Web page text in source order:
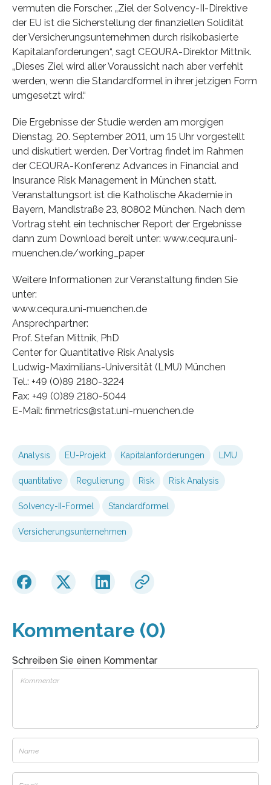
vermuten die Forscher. „Ziel der Solvency-II-Direktive
der EU ist die Sicherstellung der finanziellen Solidität
der Versicherungsunternehmen durch risikobasierte
Kapitalanforderungen“, sagt CEQURA-Direktor Mittnik.
„Dieses Ziel wird aller Voraussicht nach aber verfehlt
werden, wenn die Standardformel in ihrer jetzigen Form
umgesetzt wird.“
Die Ergebnisse der Studie werden am morgigen
Dienstag, 20. September 2011, um 15 Uhr vorgestellt
und diskutiert werden. Der Vortrag findet im Rahmen
der CEQURA-Konferenz Advances in Financial and
Insurance Risk Management in München statt.
Veranstaltungsort ist die Katholische Akademie in
Bayern, Mandlstraße 23, 80802 München. Nach dem
Vortrag steht ein technischer Report der Ergebnisse
dann zum Download bereit unter: www.cequra.uni-
muenchen.de/working_paper
Weitere Informationen zur Veranstaltung finden Sie
unter:
www.cequra.uni-muenchen.de
Ansprechpartner:
Prof. Stefan Mittnik, PhD
Center for Quantitative Risk Analysis
Ludwig-Maximilians-Universität (LMU) München
Tel.: +49 (0)89 2180-3224
Fax: +49 (0)89 2180-5044
E-Mail: finmetrics@stat.uni-muenchen.de
Analysis EU-Projekt Kapitalanforderungen LMU
quantitative Regulierung Risk Risk Analysis
Solvency-II-Formel Standardformel
Versicherungsunternehmen
Kommentare (0)
Schreiben Sie einen Kommentar